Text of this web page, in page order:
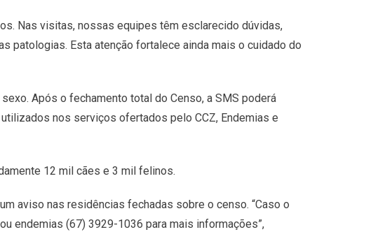
Nas visitas, nossas equipes têm esclarecido dúvidas,
patologias. Esta atenção fortalece ainda mais o cuidado do
Após o fechamento total do Censo, a SMS poderá
nos serviços ofertados pelo CCZ, Endemias e
12 mil cães e 3 mil felinos.
aviso nas residências fechadas sobre o censo. “Caso o
endemias (67) 3929-1036 para mais informações”,